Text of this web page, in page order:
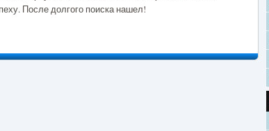
После долгого поиска нашел!